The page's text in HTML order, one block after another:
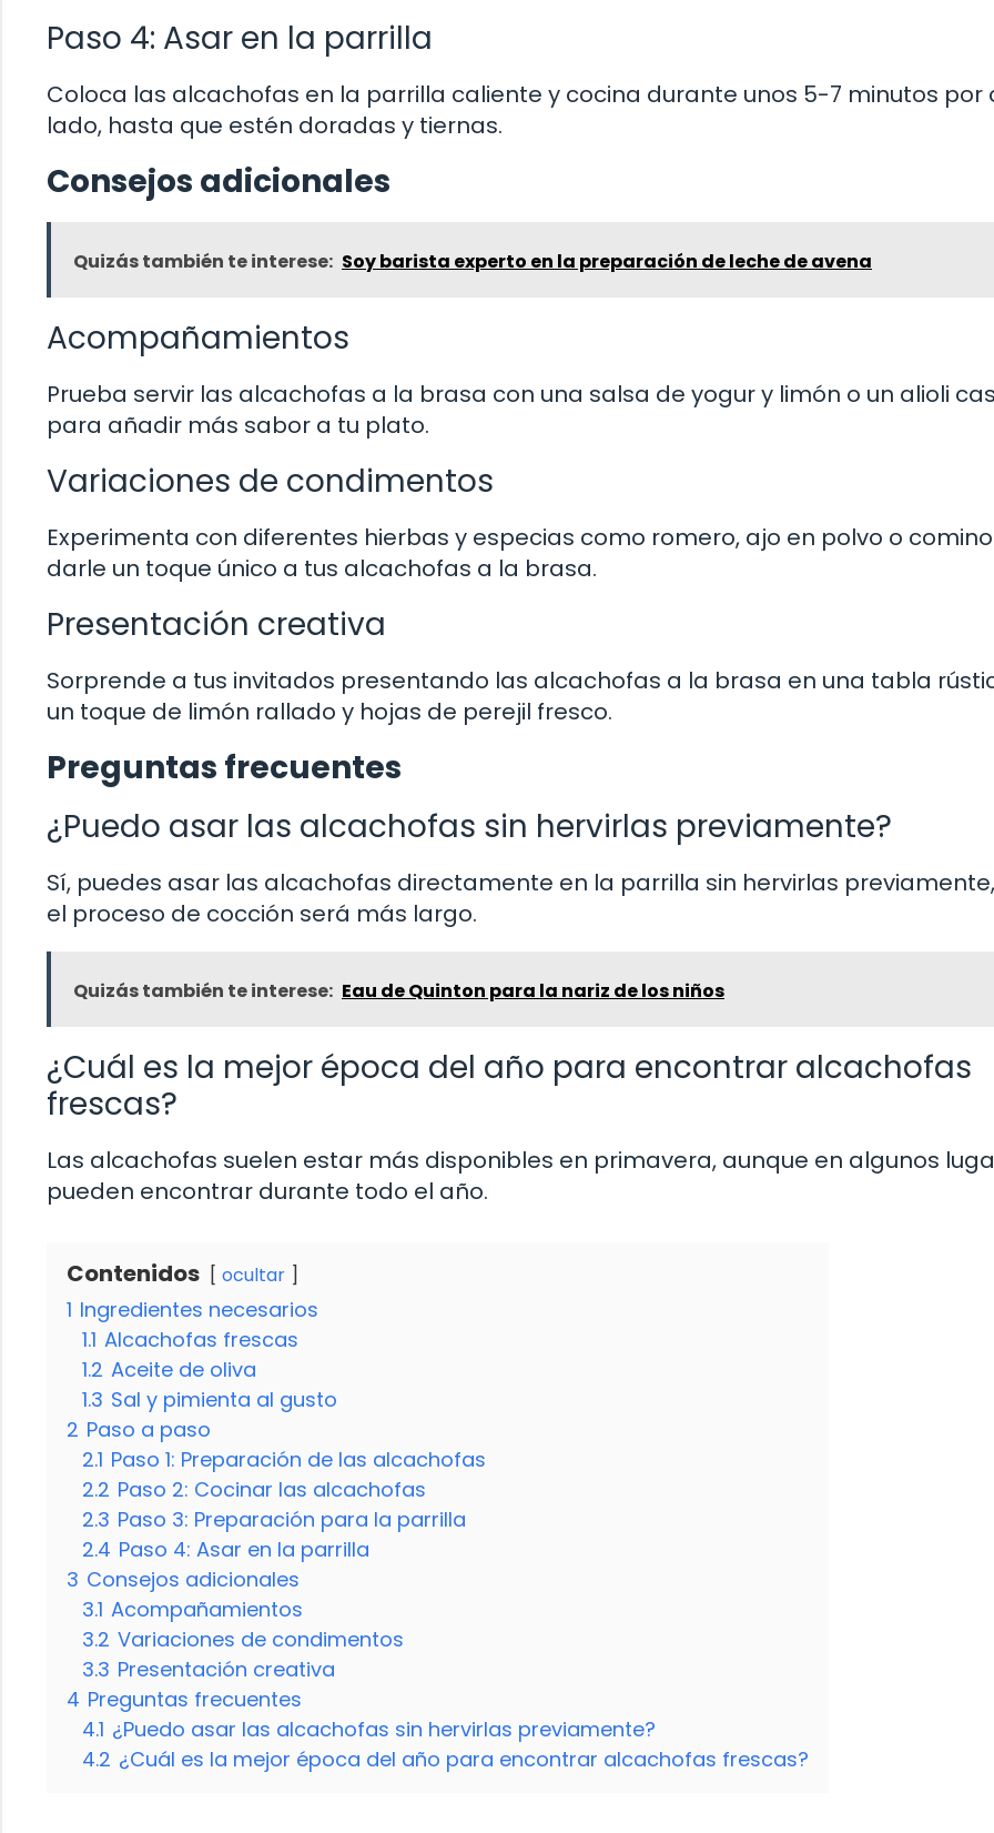
Paso 4: Asar en la parrilla
Coloca las alcachofas en la parrilla caliente y cocina durante unos 5-7 minutos por
lado, hasta que estén doradas y tiernas.
Consejos adicionales
Quizás también te interese: Soy barista experto en la preparación de leche de avena
Acompañamientos
Prueba servir las alcachofas a la brasa con una salsa de yogur y limón o un alioli
para añadir más sabor a tu plato.
Variaciones de condimentos
Experimenta con diferentes hierbas y especias como romero, ajo en polvo o
darle un toque único a tus alcachofas a la brasa.
Presentación creativa
Sorprende a tus invitados presentando las alcachofas a la brasa en una tabla
un toque de limón rallado y hojas de perejil fresco.
Preguntas frecuentes
¿Puedo asar las alcachofas sin hervirlas previamente?
Sí, puedes asar las alcachofas directamente en la parrilla sin hervirlas
el proceso de cocción será más largo.
Quizás también te interese: Eau de Quinton para la nariz de los niños
¿Cuál es la mejor época del año para encontrar alcachofas
frescas?
Las alcachofas suelen estar más disponibles en primavera, aunque en algunos
pueden encontrar durante todo el año.
Contenidos ocultar
1 Ingredientes necesarios
1.1 Alcachofas frescas
1.2 Aceite de oliva
1.3 Sal y pimienta al gusto
2 Paso a paso
2.1 Paso 1: Preparación de las alcachofas
2.2 Paso 2: Cocinar las alcachofas
2.3 Paso 3: Preparación para la parrilla
2.4 Paso 4: Asar en la parrilla
3 Consejos adicionales
3.1 Acompañamientos
3.2 Variaciones de condimentos
3.3 Presentación creativa
4 Preguntas frecuentes
4.1 ¿Puedo asar las alcachofas sin hervirlas previamente?
4.2 ¿Cuál es la mejor época del año para encontrar alcachofas frescas?